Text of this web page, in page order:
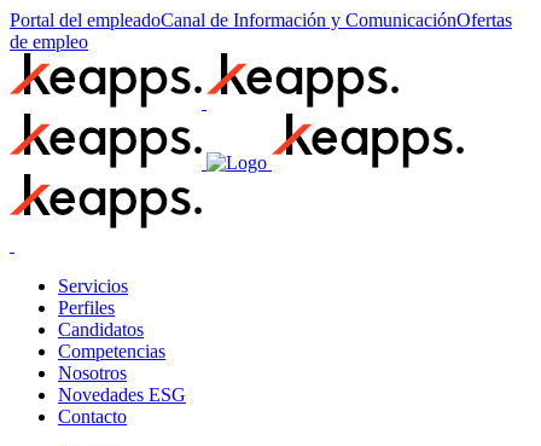
Portal del empleadoCanal de Información y ComunicaciónOfertas
de empleo
Servicios
Perfiles
Candidatos
Competencias
Nosotros
Novedades ESG
Contacto